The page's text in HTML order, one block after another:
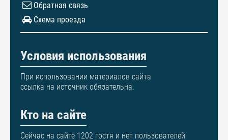
Обратная связь
Схема проезда
Условия использования
При использовании материалов сайта
ссылка на источник обязательна.
Кто на сайте
Сейчас на сайте 1202 гостя и нет пользователей